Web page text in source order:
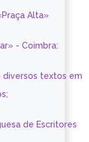
Alta»
- Coimbra:
diversos textos em
de Escritores